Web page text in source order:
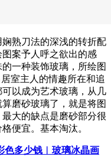
熟刀法的深浅的转折配
案予人呼之欲出的感
一种装饰玻璃，所绘图
室主人的情趣所在和追
以成为艺术玻璃，从几
磨砂玻璃了，就是将图
大的缺点是磨砂部分很
便宜。基本淘汰。
色多少钱︱玻璃冰晶画